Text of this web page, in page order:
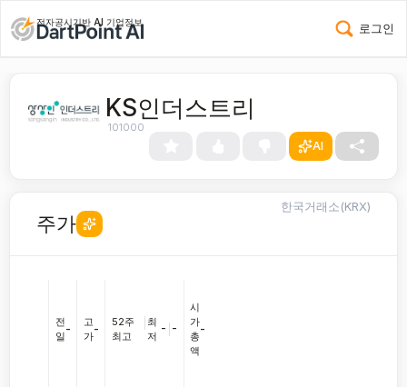
전자공시기반 AI 기업정보 로그인
KS인더스트리
101000
AI
주가
한국거래소(KRX)
전
일
-
고
가
-
52주
최고
최
저
- -
시
가
총
액
-